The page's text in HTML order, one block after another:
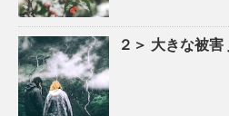
２＞ 大きな被害